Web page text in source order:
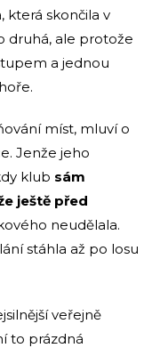
která skončila v
druhá, ale protože
a jednou
míst, mluví o
Jenže jeho
klub sám
ještě před
neudělala.
stáhla až po losu
veřejně
to prázdná